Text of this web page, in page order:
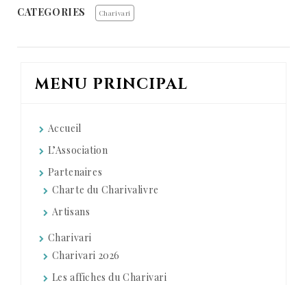
CATEGORIES Charivari
MENU PRINCIPAL
Accueil
L’Association
Partenaires
Charte du Charivalivre
Artisans
Charivari
Charivari 2026
Les affiches du Charivari